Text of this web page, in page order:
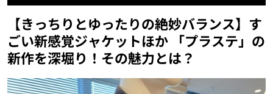
【きっちりとゆったりの絶妙バランス】す
ごい新感覚ジャケットほか 「プラステ」の
新作を深堀り！その魅力とは？